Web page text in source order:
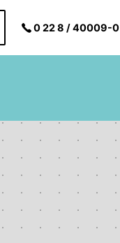
0 22 8 / 40009-0